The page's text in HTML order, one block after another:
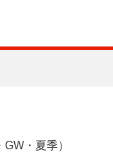
・夏季）